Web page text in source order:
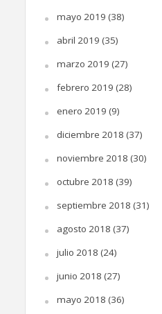
mayo 2019 (38)
abril 2019 (35)
marzo 2019 (27)
febrero 2019 (28)
enero 2019 (9)
diciembre 2018 (37)
noviembre 2018 (30)
octubre 2018 (39)
septiembre 2018 (31)
agosto 2018 (37)
julio 2018 (24)
junio 2018 (27)
mayo 2018 (36)